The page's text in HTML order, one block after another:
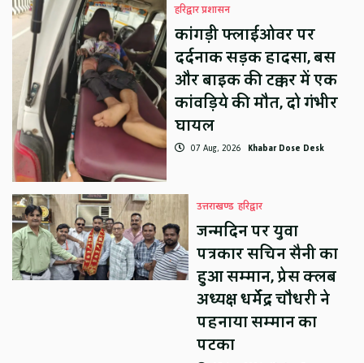
हरिद्वार प्रशासन
कांगड़ी फ्लाईओवर पर
दर्दनाक सड़क हादसा, बस
और बाइक की टक्कर में एक
कांवड़िये की मौत, दो गंभीर
घायल
07 Aug, 2026 Khabar Dose Desk
उत्तराखण्ड हरिद्वार
जन्मदिन पर युवा
पत्रकार सचिन सैनी का
हुआ सम्मान, प्रेस क्लब
अध्यक्ष धर्मेंद्र चौधरी ने
पहनाया सम्मान का
पटका